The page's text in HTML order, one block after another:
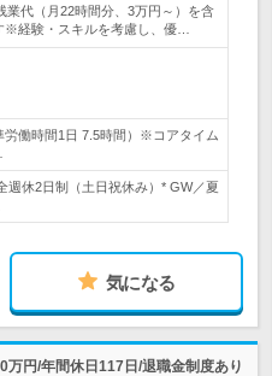
代（月22時間分、3万円～）を含
経験・スキルを考慮し、優…
働時間1日 7.5時間）※コアタイム
週休2日制（土日祝休み）* GW／夏
気になる
円/年間休日117日/退職金制度あり